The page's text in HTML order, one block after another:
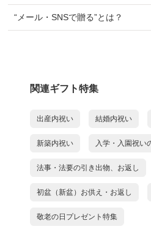
“メール・SNSで贈る”とは？
関連ギフト特集
出産内祝い 結婚内祝い
新築内祝い 入学・入園祝い
法事・法要の引き出物、お返し
初盆（新盆）お供え・お返し
敬老の日プレゼント特集